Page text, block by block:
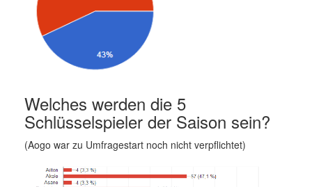
Welches werden die 5
Schlüsselspieler der Saison sein?
(Aogo war zu Umfragestart noch nicht verpflichtet)